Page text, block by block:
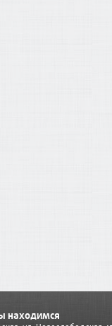
находимся